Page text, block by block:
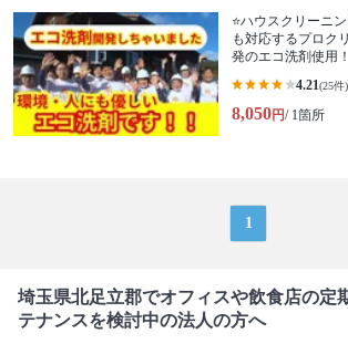
⭐ハウスクリーニ
も対応するプロク
発のエコ洗剤使用！
4.21(25件)
8,050円/ 1箇所
1
埼玉県北足立郡でオフィスや飲食店の定
テナンスを検討中の法人の方へ